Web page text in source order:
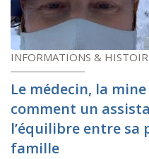
INFORMATIONS &
Le médecin, la
comment un
l’équilibre entre sa
famille